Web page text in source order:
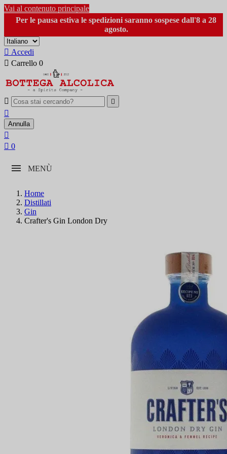
Vai al contenuto principale
Per le pausa estiva le spedizioni saranno sospese dall'8 a 28
agosto.
 Accedi
 Carrello 0
 

Annulla

 0
MENÙ
Home
Distillati
Gin
Crafter's Gin London Dry